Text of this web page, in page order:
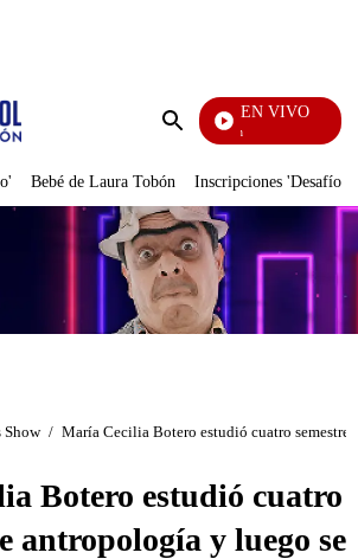
Enviar
EN VIVO
Pura Diversión
Bebé de Laura Tobón Inscripciones 'Desafío'
Show / María Cecilia Botero estudió cuatro
Botero estudió cuatro
antropología y luego se